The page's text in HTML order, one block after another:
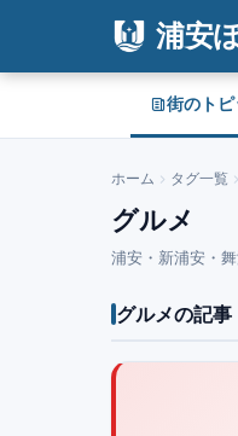
浦安
街のトピ
ホーム タグ一覧
グルメ
浦安・新浦安・
グルメの記事